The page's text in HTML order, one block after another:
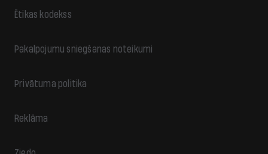
Ētikas kodekss
Pakalpojumu sniegšanas noteikumi
Privātuma politika
Reklāma